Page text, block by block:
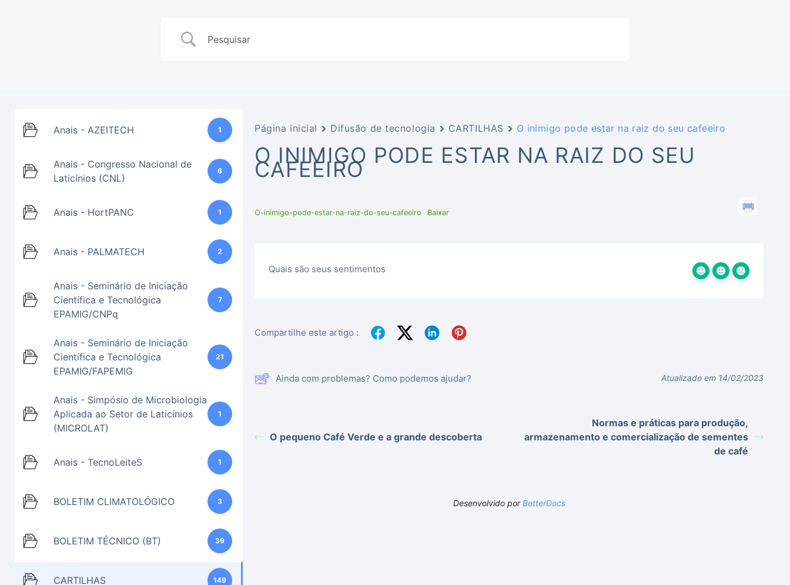
Anais - AZEITECH 1
Anais - Congresso Nacional de
Laticínios (CNL)
6
Anais - HortPANC 1
Anais - PALMATECH 2
Anais - Seminário de Iniciação
Científica e Tecnológica
EPAMIG/CNPq
7
Anais - Seminário de Iniciação
Científica e Tecnológica
EPAMIG/FAPEMIG
21
Anais - Simpósio de Microbiologia
Aplicada ao Setor de Laticínios
(MICROLAT)
1
Anais - TecnoLeiteS 1
BOLETIM CLIMATOLÓGICO 3
BOLETIM TÉCNICO (BT) 39
CARTILHAS 149
Página inicial Difusão de tecnologia CARTILHAS O inimigo pode estar na raiz do seu cafeeiro
O INIMIGO PODE ESTAR NA RAIZ DO SEU
CAFEEIRO
O-inimigo-pode-estar-na-raiz-do-seu-cafeeiro Baixar
Quais são seus sentimentos
Compartilhe este artigo :
Ainda com problemas? Como podemos ajudar? Atualizado em 14/02/2023
O pequeno Café Verde e a grande descoberta
Normas e práticas para produção,
armazenamento e comercialização de sementes
de café
Desenvolvido porBetterDocs